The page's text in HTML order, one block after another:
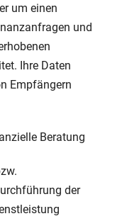
um einen
und
Ihre Daten
Empfängern
Beratung
der